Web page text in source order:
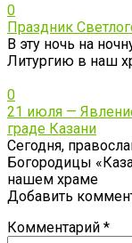
0
Праздник
В эту ночь на
Литургию в наш
0
21 июля —
граде Казани
Сегодня,
Богородицы
нашем храме
Добавить
Комментарий *